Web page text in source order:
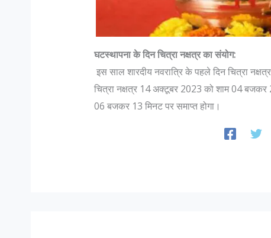
घटस्थापना के दिन चित्रा नक्षत्र का संयोग:
इस साल शारदीय नवरात्रि के पहले दिन चित्रा
चित्रा नक्षत्र 14 अक्टूबर 2023 को शाम 04 बजकर
06 बजकर 13 मिनट पर समाप्त होगा।